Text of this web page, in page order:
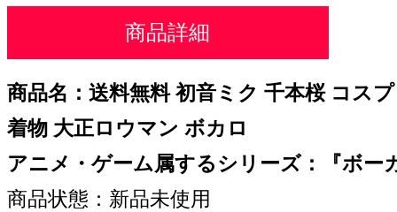
商品詳細
商品名：送料無料 初音ミク 千本桜 コス
着物 大正ロウマン ボカロ
アニメ・ゲーム属するシリーズ：『ボー
商品状態：新品未使用